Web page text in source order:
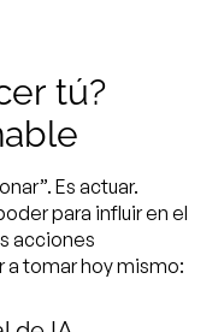
tú?
Es actuar.
para influir en el
acciones
tomar hoy mismo: